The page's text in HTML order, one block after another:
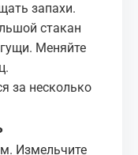
запахи.
стакан
Меняйте
за несколько
Измельчите